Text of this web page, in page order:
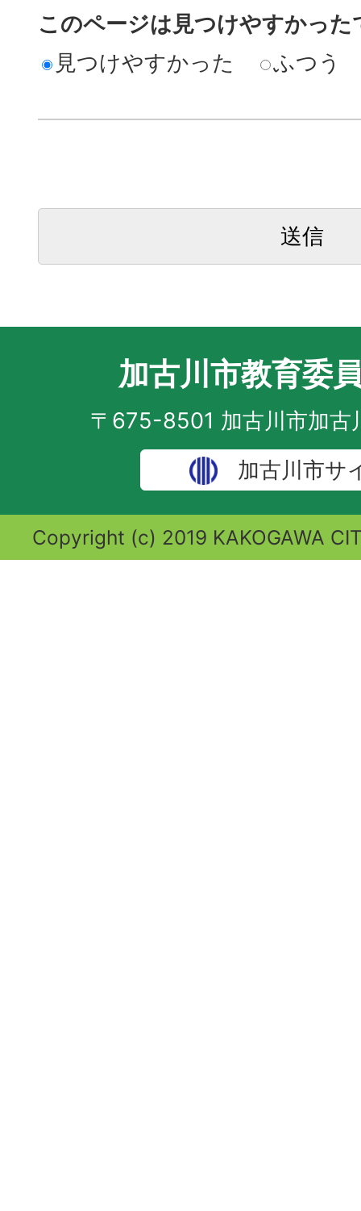
このページは見つけやすかった
見つけやすかった
ふつう
加古川市教育委
〒675-8501 加古川市加古
加古川市サ
Copyright (c) 2019 KAKOGAWA